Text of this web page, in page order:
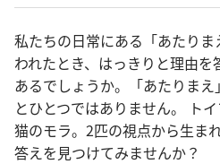
私たちの日常にある「あたり
われたとき、はっきりと理由
あるでしょうか。「あたりま
とひとつではありません。 ト
猫のモラ。2匹の視点から生ま
答えを見つけてみませんか？